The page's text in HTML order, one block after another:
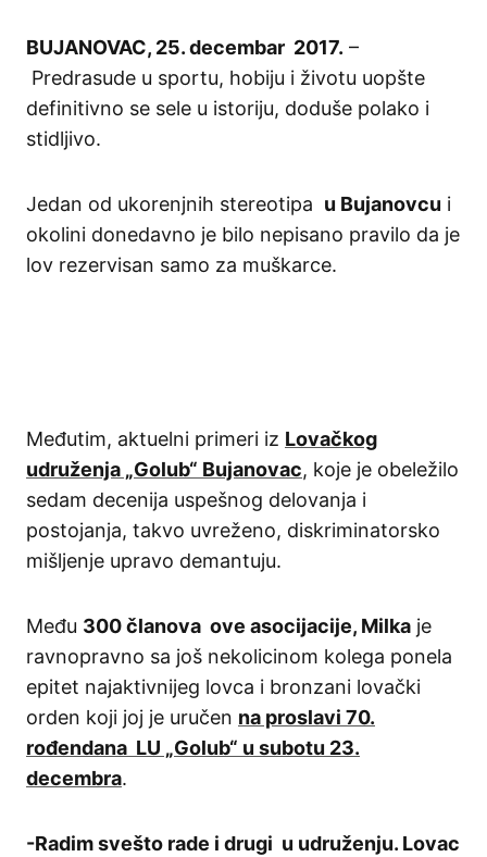
BUJANOVAC, 25. decembar 2017. –
Predrasude u sportu, hobiju i životu uopšte
definitivno se sele u istoriju, doduše polako i
stidljivo.
Jedan od ukorenjnih stereotipa u Bujanovcu i
okolini donedavno je bilo nepisano pravilo da je
lov rezervisan samo za muškarce.
Međutim, aktuelni primeri iz Lovačkog
udruženja „Golub“ Bujanovac, koje je obeležilo
sedam decenija uspešnog delovanja i
postojanja, takvo uvreženo, diskriminatorsko
mišljenje upravo demantuju.
Među 300 članova ove asocijacije, Milka je
ravnopravno sa još nekolicinom kolega ponela
epitet najaktivnijeg lovca i bronzani lovački
orden koji joj je uručen na proslavi 70.
rođendana LU „Golub“ u subotu 23.
decembra.
-Radim svešto rade i drugi u udruženju. Lovac